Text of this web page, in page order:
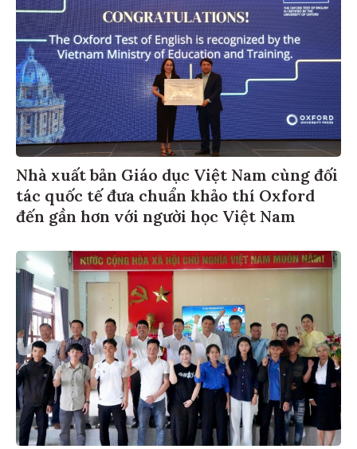
Nhà xuất bản Giáo dục Việt Nam cùng đối
tác quốc tế đưa chuẩn khảo thí Oxford
đến gần hơn với người học Việt Nam